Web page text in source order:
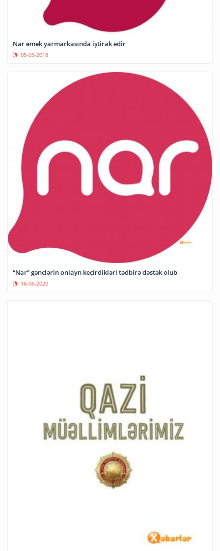
Nar əmək yarmarkasında iştirak edir
05-05-2018
“Nar” gənclərin onlayn keçirdikləri tədbirə dəstək olub
16-06-2020